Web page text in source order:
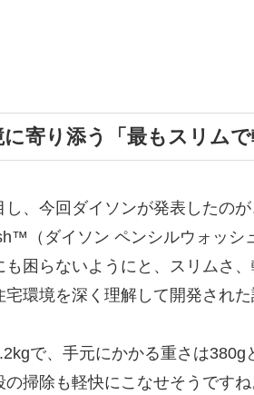
に寄り添う「最もスリム
し、今回ダイソンが発表したの
（ダイソン ペンシルウォッ
も困らないようにと、スリムさ
環境を深く理解して開発された
で、手元にかかる重さは
の掃除も軽快にこなせそうです